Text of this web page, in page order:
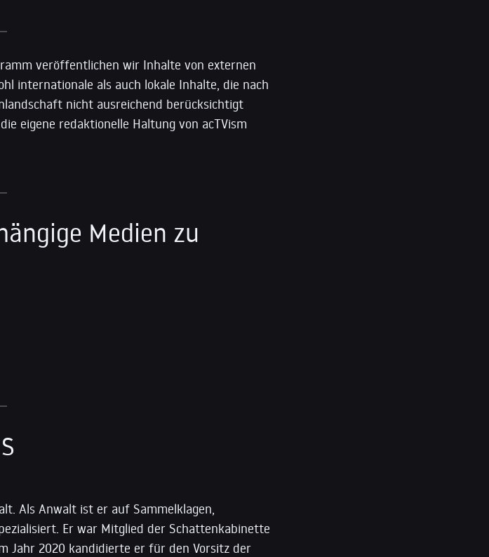
veröffentlichen wir Inhalte von externen
internationale als auch lokale Inhalte, die nach
nicht ausreichend berücksichtigt
eigene redaktionelle Haltung von acTVism
Medien zu
Als Anwalt ist er auf Sammelklagen,
Er war Mitglied der Schattenkabinette
Jahr 2020 kandidierte er für den Vorsitz der